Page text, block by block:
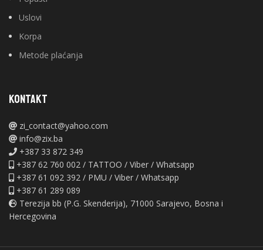
Uslovi
Korpa
Metode plaćanja
KONTAKT
zi_contact@yahoo.com
info@zix.ba
+387 33 872 349
+387 62 760 002 / TATTOO / Viber / Whatsapp
+387 61 092 392 / PMU / Viber / Whatsapp
+387 61 289 089
Terezija bb (P.G. Skenderija), 71000 Sarajevo, Bosna i
Hercegovina